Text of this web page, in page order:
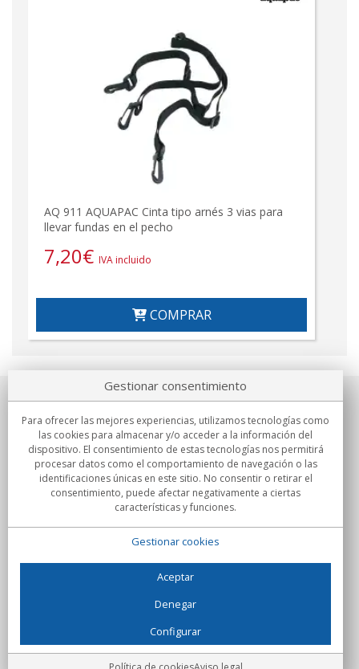
AQ 911 AQUAPAC Cinta tipo arnés 3 vias para
llevar fundas en el pecho
7,20€ IVA incluido
COMPRAR
Sobre nosotros
Compromisos
Compras
C/Flassaders, 13, Nave 6, 08130 Santa Perpètua de Mogoda
(Barcelona) - España
Locura Digital - Todos los derechos reservados
Gestionar consentimiento
Para ofrecer las mejores experiencias, utilizamos tecnologías como
las cookies para almacenar y/o acceder a la información del
dispositivo. El consentimiento de estas tecnologías nos permitirá
procesar datos como el comportamiento de navegación o las
identificaciones únicas en este sitio. No consentir o retirar el
consentimiento, puede afectar negativamente a ciertas
características y funciones.
Gestionar cookies
Aceptar
Denegar
Configurar